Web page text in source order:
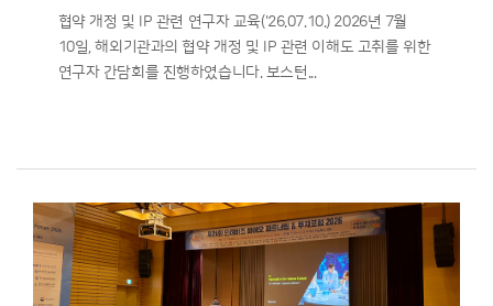
협약 개정 및 IP 관련 연구자 교육('26.07.10.) 2026년 7월
10일, 해외기관과의 협약 개정 및 IP 관련 이해도 고취를 위한
연구자 간담회를 진행하였습니다. 보스턴...